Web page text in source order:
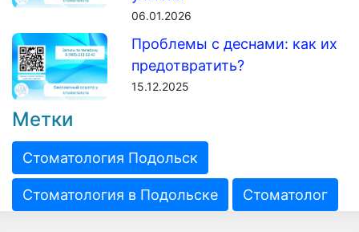
06.01.2026
Проблемы с деснами: как их
предотвратить?
15.12.2025
Метки
Стоматология Подольск
Стоматология в Подольске Стоматолог